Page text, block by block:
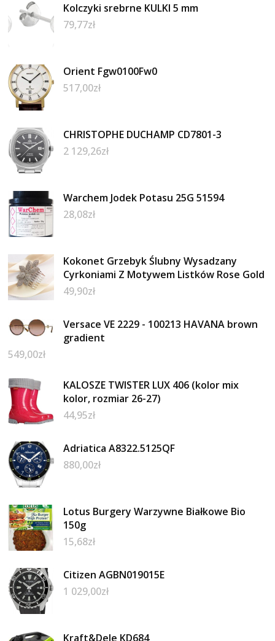
Kolczyki srebrne KULKI 5 mm
79,77zł
Orient Fgw0100Fw0
517,00zł
CHRISTOPHE DUCHAMP CD7801-3
2 129,26zł
Warchem Jodek Potasu 25G 51594
28,08zł
Kokonet Grzebyk Ślubny Wysadzany
Cyrkoniami Z Motywem Listków Rose Gold
49,90zł
Versace VE 2229 - 100213 HAVANA brown
gradient
549,00zł
KALOSZE TWISTER LUX 406 (kolor mix
kolor, rozmiar 26-27)
44,95zł
Adriatica A8322.5125QF
880,00zł
Lotus Burgery Warzywne Białkowe Bio
150g
15,68zł
Citizen AGBN019015E
1 029,00zł
Kraft&Dele KD684